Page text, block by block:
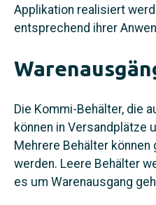
Applikation realisiert
entsprechend ihrer
Die Kommi-Behälter, die
können in Versandplätze
Mehrere Behälter
werden. Leere Behälter
es um Warenausgang